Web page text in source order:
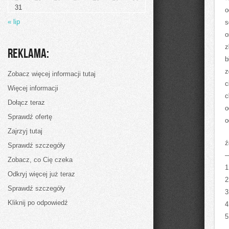
dotarcia
wmówienia
31
« lip
Reklama:
Zobacz więcej informacji tutaj
Więcej informacji
Dołącz teraz
Sprawdź ofertę
Zajrzyj tutaj
Sprawdź szczegóły
Zobacz, co Cię czeka
Odkryj więcej już teraz
Sprawdź szczegóły
Kliknij po odpowiedź